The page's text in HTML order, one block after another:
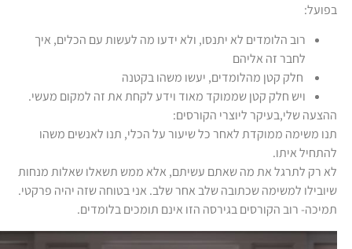
בפועל:
רוב הלומדים לא יתנסו, ולא ידעו מה לעשות עם הכלים, איך
לחבר זה אליהם
חלק קטן מהלומדים, יעשו משהו בקטנה
ויש חלק קטן שממוקד מאוד וידע לקחת את זה למקום מעשי.
ההצעה שלי,בעיקר ליוצרי הקורסים:
תנו משימה ממוקדת לאחר כל שיעור על הכלי, תנו לאנשים משהו
להתחיל איתו.
לא רק לתרגל את מה שאתם עשיתם, אלא ממש תשאלו שאלות מנחות
שיובילו למשימה שכתובה שלב אחר שלב. אני בטוחה שזה יהיה פרקטי.
תמיכה- רוב הקורסים בגירסה הזו אינם תומכים בלומדים.